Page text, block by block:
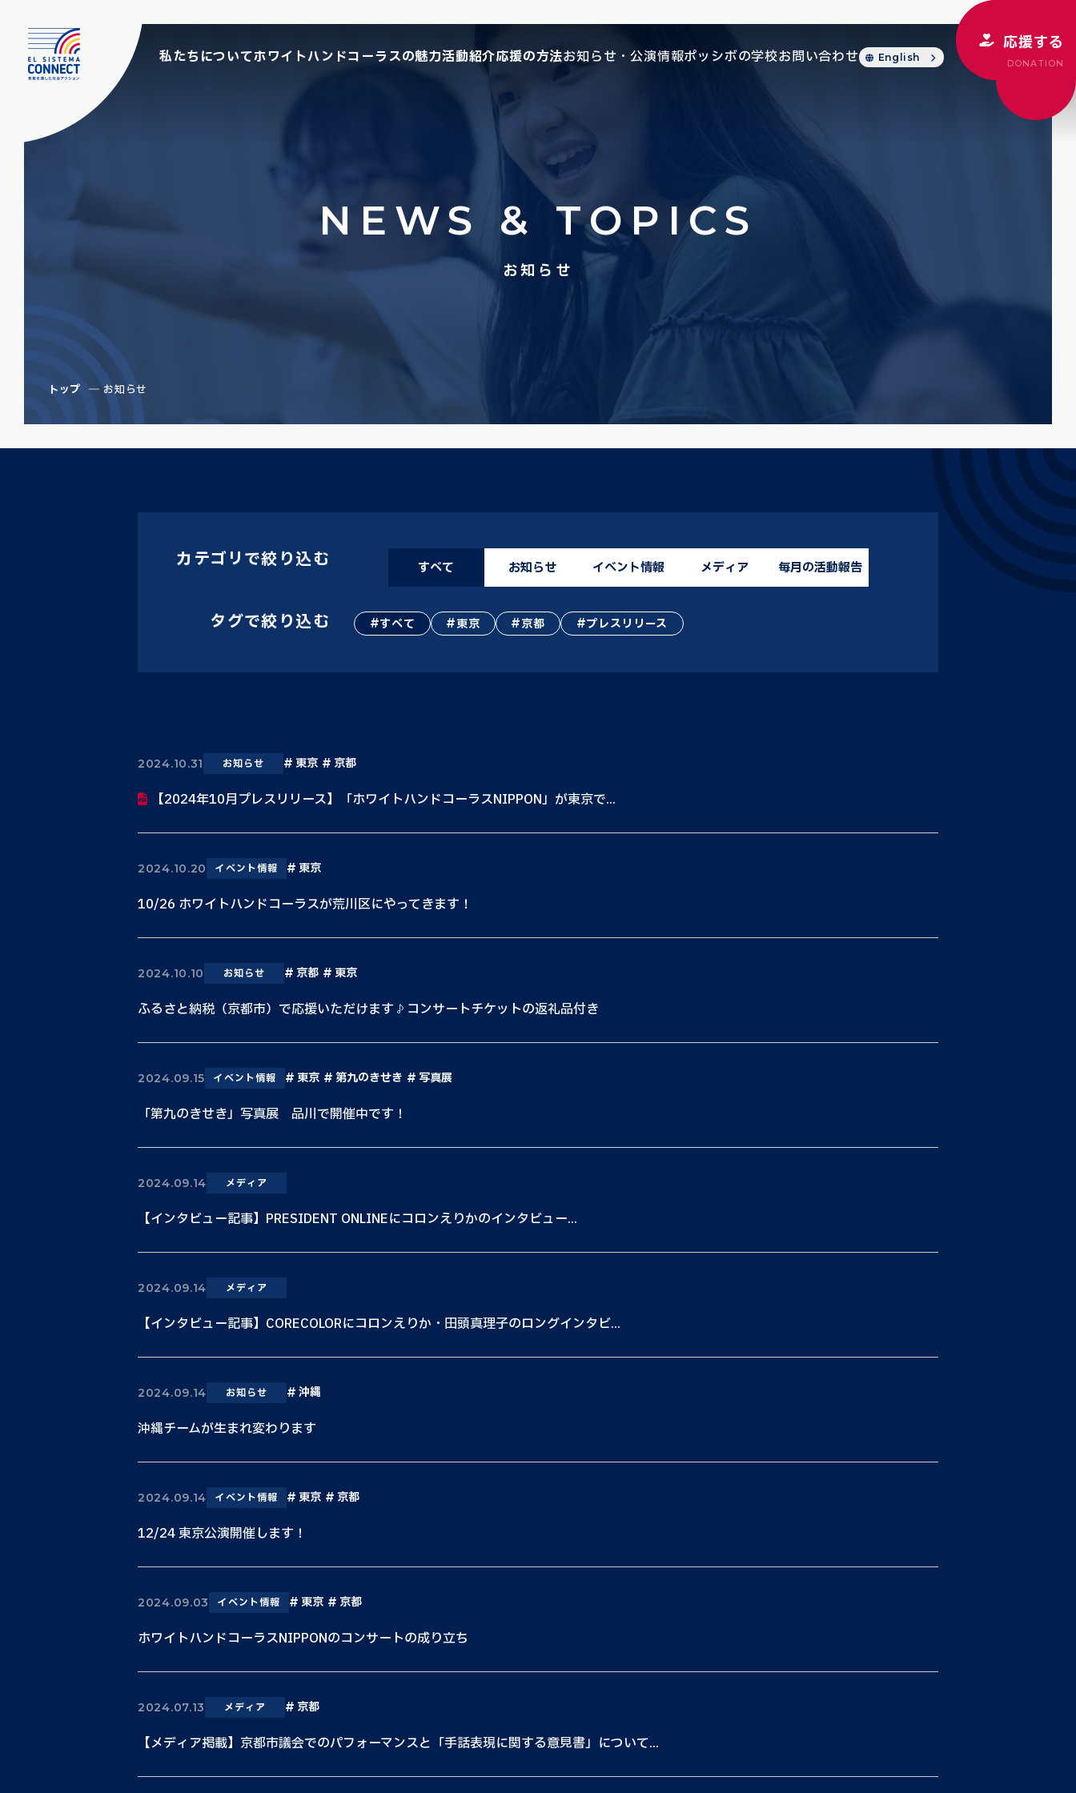
私たちについてホワイトハンドコーラスの魅力活動紹介応援の方法お知らせ・公演情報ポッシボの学校お問い合わせ English
応援する
DONATION
NEWS & TOPICS
お知らせ
トップ お知らせ
カテゴリで絞り込む すべて お知らせ イベント情報 メディア 毎月の活動報告
タグで絞り込む すべて 東京 京都 プレスリリース
2024.10.31 お知らせ 東京 京都
【2024年10月プレスリリース】「ホワイトハンドコーラスNIPPON」が東京で...
2024.10.20 イベント情報 東京
10/26 ホワイトハンドコーラスが荒川区にやってきます！
2024.10.10 お知らせ 京都 東京
ふるさと納税（京都市）で応援いただけます♪コンサートチケットの返礼品付き
2024.09.15 イベント情報 東京 第九のきせき 写真展
「第九のきせき」写真展 品川で開催中です！
2024.09.14 メディア
【インタビュー記事】PRESIDENT ONLINEにコロンえりかのインタビュー...
2024.09.14 メディア
【インタビュー記事】CORECOLORにコロンえりか・田頭真理子のロングインタビ...
2024.09.14 お知らせ 沖縄
沖縄チームが生まれ変わります
2024.09.14 イベント情報 東京 京都
12/24 東京公演開催します！
2024.09.03 イベント情報 東京 京都
ホワイトハンドコーラスNIPPONのコンサートの成り立ち
2024.07.13 メディア 京都
【メディア掲載】京都市議会でのパフォーマンスと「手話表現に関する意見書」について...